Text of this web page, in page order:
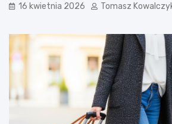
16 kwietnia 2026 Tomasz